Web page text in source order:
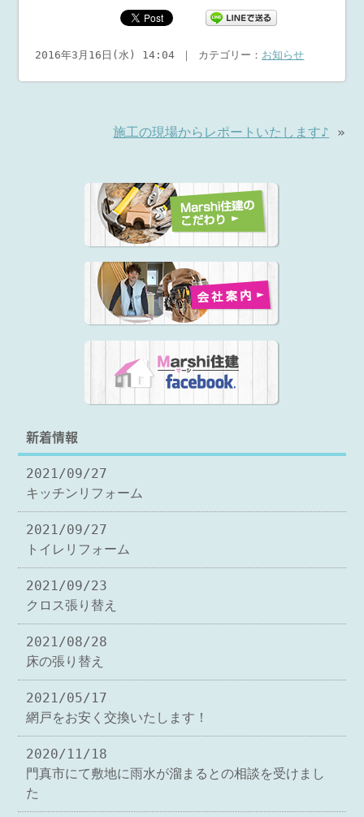
2016年3月16日(水) 14:04 ｜ カテゴリー： お知らせ
施工の現場からレポートいたします♪ »
新着情報
2021/09/27
キッチンリフォーム
2021/09/27
トイレリフォーム
2021/09/23
クロス張り替え
2021/08/28
床の張り替え
2021/05/17
網戸をお安く交換いたします！
2020/11/18
門真市にて敷地に雨水が溜まるとの相談を受けまし
た